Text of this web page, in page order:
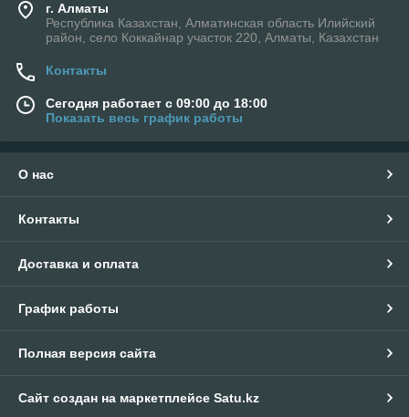
г. Алматы
Республика Казахстан, Алматинская область Илийский
район, село Коккайнар участок 220, Алматы, Казахстан
Контакты
Сегодня работает с 09:00 до 18:00
Показать весь график работы
О нас
Контакты
Доставка и оплата
График работы
Полная версия сайта
Сайт создан на маркетплейсе Satu.kz